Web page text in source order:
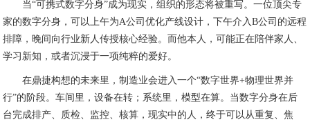
当“可携式数字分身”成为现实，组织的形态将被重写。一位顶尖专
家的数字分身，可以上午为A公司优化产线设计，下午介入B公司的远程
排障，晚间向行业新人传授核心经验。而他本人，可能正在陪伴家人、
学习新知，或者沉浸于一项纯粹的爱好。
在鼎捷构想的未来里，制造业会进入一个“数字世界+物理世界并
行”的阶段。车间里，设备在转；系统里，模型在算。当数字分身在后
台完成排产、质检、监控、核算，现实中的人，终于可以从重复、焦